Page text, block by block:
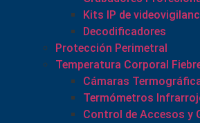
Kits IP de
Decodificadores
Protección Perimetral
Temperatura Corporal
Cámaras
Termómetros
Control de Accesos y